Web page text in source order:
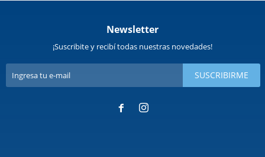
Newsletter
¡Suscribite y recibí todas nuestras novedades!
SUSCRIBIRME
 